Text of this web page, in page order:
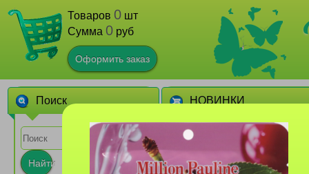
Товаров 0 шт
Сумма 0 руб
Оформить заказ
Поиск
Найти
НОВИНКИ
1